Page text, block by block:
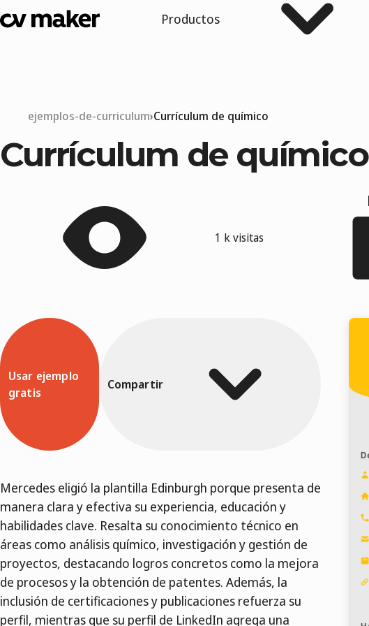
Productos
ejemplos-de-curriculum Currículum de químico
Currículum de químico
1 k visitas
Usar ejemplo
gratis
Compartir
Mercedes eligió la plantilla Edinburgh porque presenta de
manera clara y efectiva su experiencia, educación y
habilidades clave. Resalta su conocimiento técnico en
áreas como análisis químico, investigación y gestión de
proyectos, destacando logros concretos como la mejora
de procesos y la obtención de patentes. Además, la
inclusión de certificaciones y publicaciones refuerza su
perfil, mientras que su perfil de LinkedIn agrega una